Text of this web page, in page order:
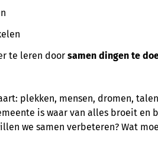
te leren doorsamen dingen te
plekken, mensen, dromen,
is waar van alles broeit en
we samen verbeteren? Wat